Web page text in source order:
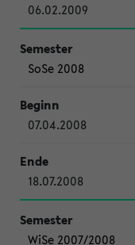
06.02.2009
SoSe 2008
07.04.2008
18.07.2008
WiSe 2007/2008